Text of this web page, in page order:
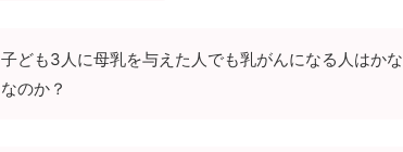
子ども3人に母乳を与えた人でも乳がんになる人はか
なのか？